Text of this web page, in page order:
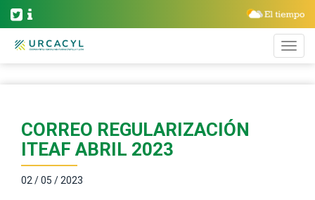
CORREO REGULARIZACIÓN
ITEAF ABRIL 2023
02 / 05 / 2023